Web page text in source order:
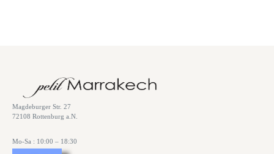
Magdeburger Str. 27
72108 Rottenburg a.N.
Mo-Sa : 10:00 – 18:30